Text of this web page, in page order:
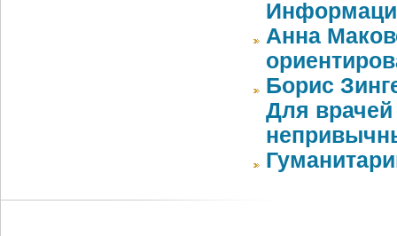
Анна
Борис
Для